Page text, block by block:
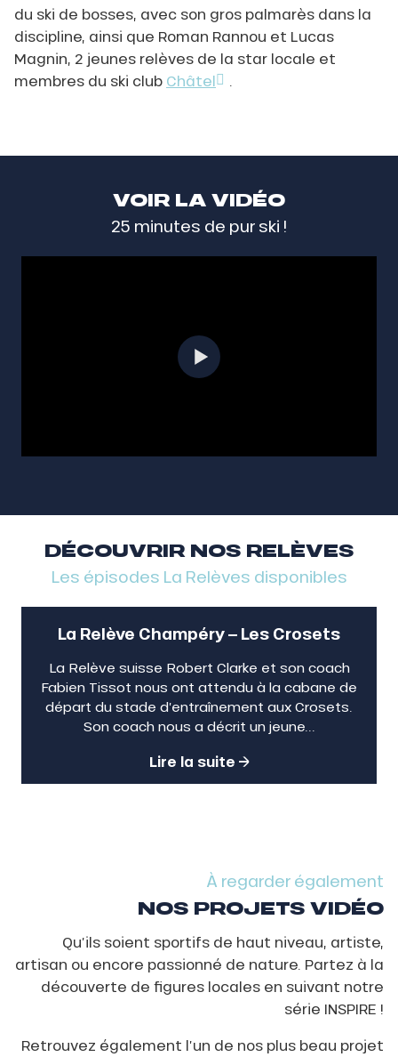
du ski de bosses, avec son gros palmarès dans la
discipline, ainsi que Roman Rannou et Lucas
Magnin, 2 jeunes relèves de la star locale et
membres du ski club Châtel
VOIR LA VIDÉO
25 minutes de pur ski !
DÉCOUVRIR NOS RELÈVES
Les épisodes La Relèves disponibles
La Relève Champéry – Les Crosets
La Relève suisse Robert Clarke et son coach
Fabien Tissot nous ont attendu à la cabane de
départ du stade d’entraînement aux Crosets.
Son coach nous a décrit un jeune...
Lire la suite
À regarder également
NOS PROJETS VIDÉO
Qu’ils soient sportifs de haut niveau, artiste,
artisan ou encore passionné de nature. Partez à la
découverte de figures locales en suivant notre
série INSPIRE !
Retrouvez également l’un de nos plus beau projet